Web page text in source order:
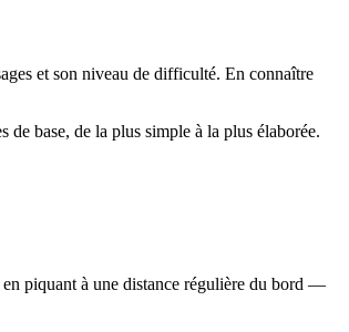
et son niveau de difficulté. En connaître
base, de la plus simple à la plus élaborée.
piquant à une distance régulière du bord —